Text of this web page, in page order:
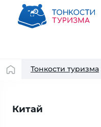
Тонкости туризма
Китай